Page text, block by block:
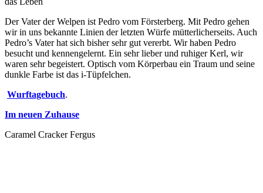
Der Vater der Welpen ist Pedro vom Försterberg. Mit Pedro gehen
wir in uns bekannte Linien der letzten Würfe mütterlicherseits. Auch
Pedro’s Vater hat sich bisher sehr gut vererbt. Wir haben Pedro
besucht und kennengelernt. Ein sehr lieber und ruhiger Kerl, wir
waren sehr begeistert. Optisch vom Körperbau ein Traum und seine
dunkle Farbe ist das i-Tüpfelchen.
Wurftagebuch.
Im neuen Zuhause
Caramel Cracker Fergus